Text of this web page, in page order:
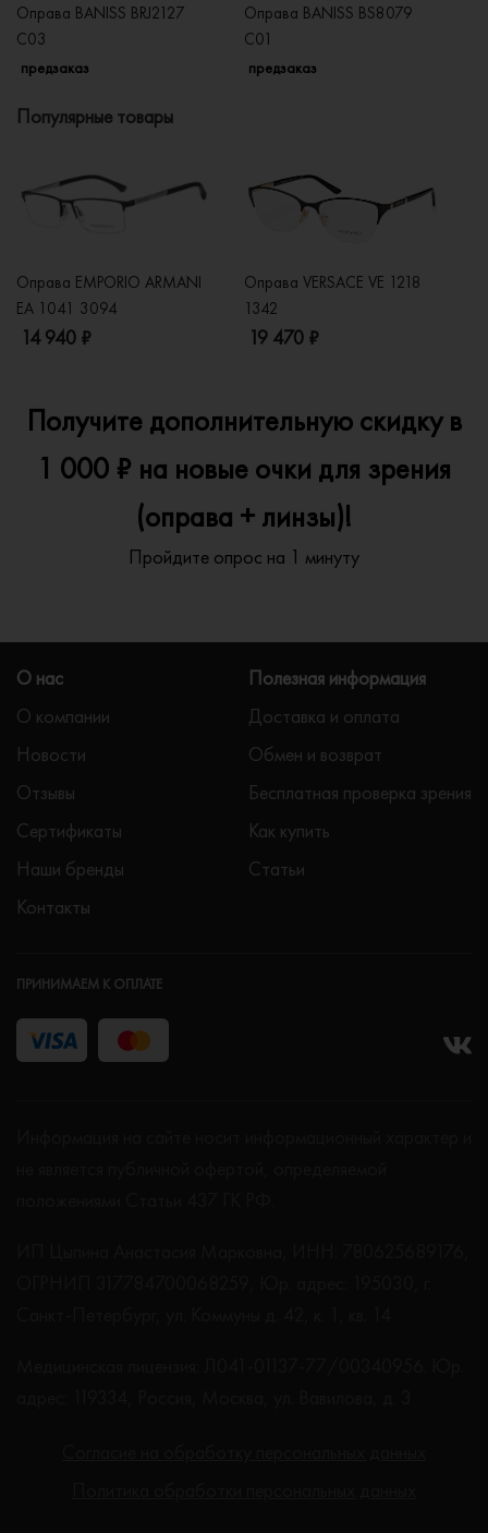
Оправа BANISS BRJ2127
C03
предзаказ
Оправа BANISS BS8079
C01
предзаказ
Популярные товары
Оправа EMPORIO ARMANI
EA 1041 3094
14 940 ₽
Оправа VERSACE VE 1218
1342
19 470 ₽
Получите дополнительную скидку в
1 000 ₽ на новые очки для зрения
(оправа + линзы)!
Пройдите опрос на 1 минуту
О нас
О компании
Новости
Отзывы
Сертификаты
Наши бренды
Контакты
Полезная информация
Доставка и оплата
Обмен и возврат
Бесплатная проверка зрения
Как купить
Статьи
ПРИНИМАЕМ К ОПЛАТЕ